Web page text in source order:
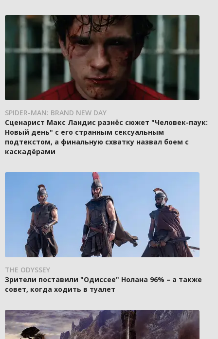
SPIDER-MAN: BRAND NEW DAY
Сценарист Макс Ландис разнёс сюжет "Человек-паук:
Новый день" с его странным сексуальным
подтекстом, а финальную схватку назвал боем с
каскадёрами
THE ODYSSEY
Зрители поставили "Одиссее" Нолана 96% – а также
совет, когда ходить в туалет